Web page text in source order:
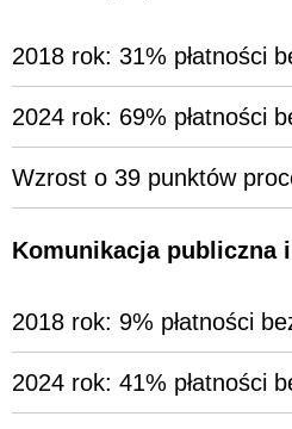
2018 rok: 31% płatności
2024 rok: 69% płatności
Wzrost o 39 punktów
Komunikacja publiczna
2018 rok: 9% płatności
2024 rok: 41% płatności